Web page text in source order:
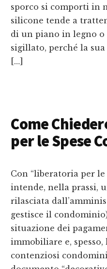
sporco si comporti in
silicone tende a
di un piano in legno o
sigillato, perché la
[…]
Come
per le Spese
Con “liberatoria per
intende, nella prassi,
rilasciata
gestisce il
situazione dei
immobiliare e, spesso,
contenziosi